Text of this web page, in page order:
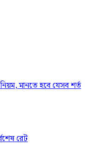
মানতে হবে যেসব শর্ত
রেট